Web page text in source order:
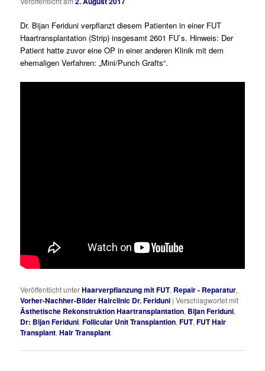
Dr. Bijan Feriduni verpflanzt diesem Patienten in einer FUT
Haartransplantation (Strip) insgesamt 2601 FU`s. Hinweis: Der
Patient hatte zuvor eine OP in einer anderen Klinik mit dem
ehemaligen Verfahren: „Mini/Punch Grafts“.
Veröffentlicht unterHaarverpflanzung mit FUT, Repair - Reparatur,
Vorher-Nachher-Bilder Hairclinic Dr. Feriduni |Verschlagwortet mit
Ästhetische Rekonstruktion Haartransplantation, Bijan Feriduni,
Dr: Bijan Feriduni,Follicular Unit Transplantion,FUT,FUT Hair
Transplant,Hair Transplant